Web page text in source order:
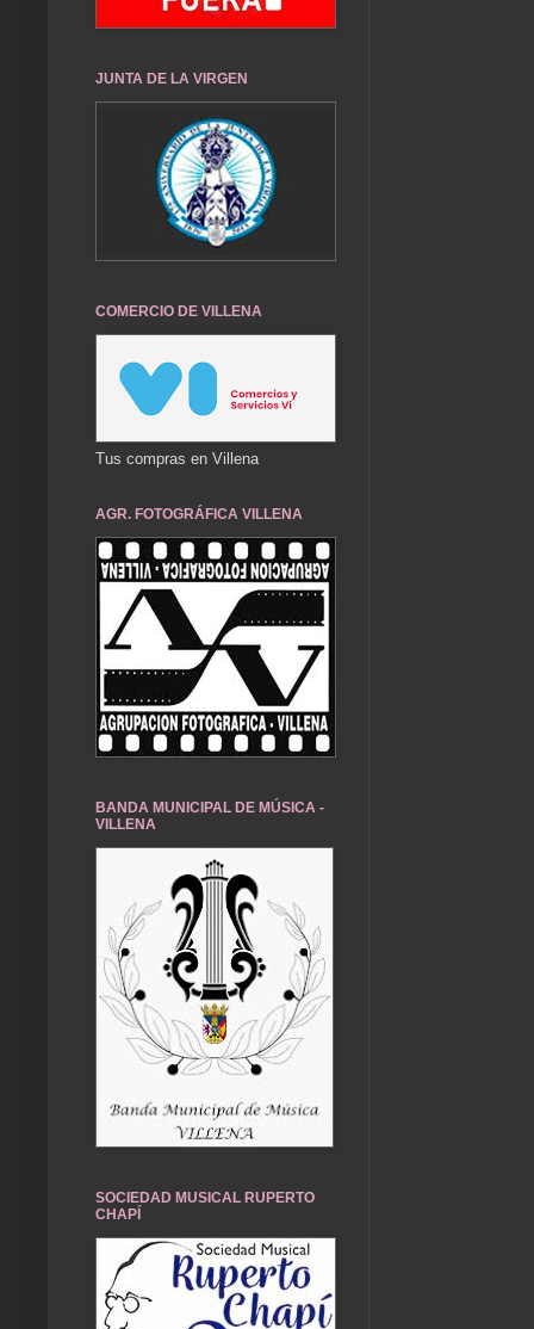
JUNTA DE LA VIRGEN
COMERCIO DE VILLENA
Tus compras en Villena
AGR. FOTOGRÁFICA VILLENA
BANDA MUNICIPAL DE MÚSICA -
VILLENA
SOCIEDAD MUSICAL RUPERTO
CHAPÍ